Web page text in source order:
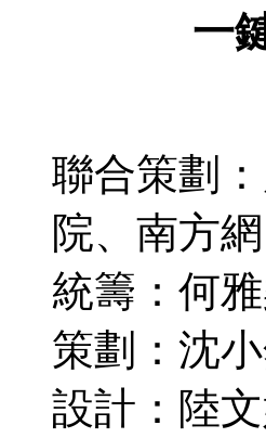
一
聯合策劃
院、南方
統籌：何
策劃：沈
設計：陸